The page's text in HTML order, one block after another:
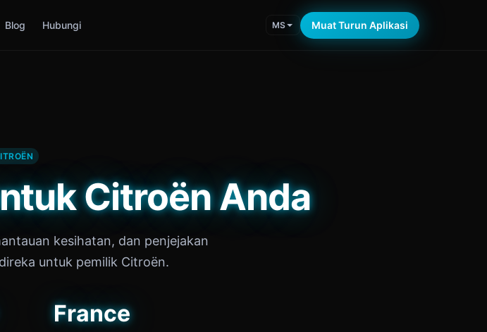
Blog Hubungi MS Muat Turun Aplikasi
Citroën Anda
kesihatan, dan penjejakan
untuk pemilik Citroën.
France